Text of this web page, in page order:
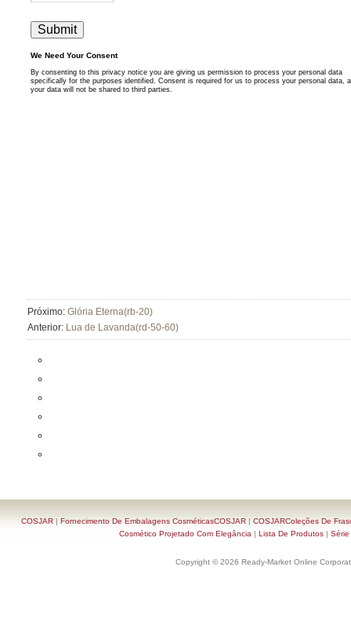
Próximo: Glória Eterna(rb-20)
Anterior: Lua de Lavanda(rd-50-60)
COSJAR| Fornecimento De Embalagens CosméticasCOSJAR| COSJARColeções De
Cosmético Projetado Com Elegância | Lista De Produtos | Série
Copyright © 2026 Ready-Market Online